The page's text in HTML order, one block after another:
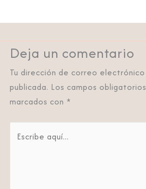
Deja un comentario
Tu dirección de correo
publicada. Los campos
marcados con *
aquí...